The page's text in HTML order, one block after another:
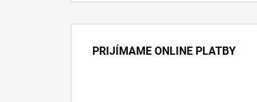
PRIJÍMAME ONLINE PLATBY